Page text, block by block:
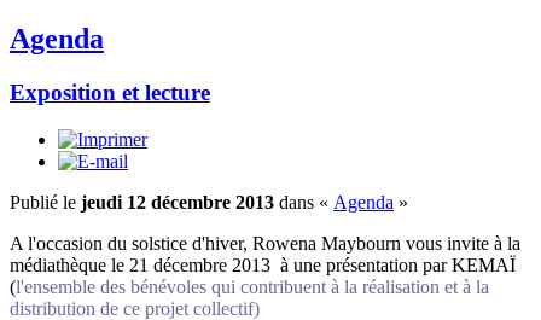
Agenda
Exposition et lecture
Publié le jeudi 12 décembre 2013 dans « Agenda »
A l'occasion du solstice d'hiver, Rowena Maybourn vous invite à la
médiathèque le 21 décembre 2013 à une présentation par KEMAÏ
(l'ensemble des bénévoles qui contribuent à la réalisation et à la
distribution de ce projet collectif)